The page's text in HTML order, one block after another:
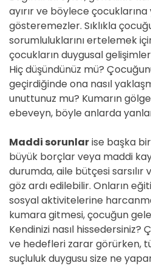
ayırır ve böylece
gösteremezler. Sıklıkla
sorumluluklarını ertelemek
çocukların duygusal
Hiç düşündünüz mü?
geçirdiğinde ona nasıl
unuttunuz mu? Kumarın
ebeveyn, böyle anlarda
Maddi sorunlarise başka
büyük borçlar veya maddi
durumda, aile bütçesi sarsılır
göz ardı edilebilir. Onların
sosyal aktivitelerine
kumara gitmesi, çocuğun
Kendinizi nasıl hissedersiniz?
ve hedefleri zarar görürken,
suçluluk duygusu size ne